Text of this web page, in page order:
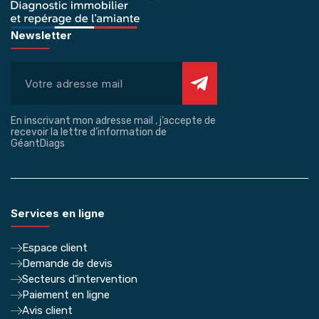
Newsletter
En inscrivant mon adresse mail , j’accepte de
recevoir la lettre d’information de
GéantDiags
Services en ligne
Espace client
Demande de devis
Secteurs d'intervention
Paiement en ligne
Avis client